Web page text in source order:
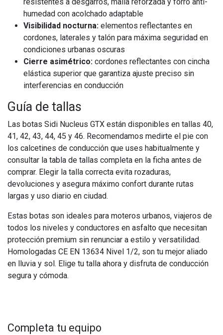
resistentes a desgarros, malla reforzada y forro anti-
humedad con acolchado adaptable
Visibilidad nocturna: elementos reflectantes en
cordones, laterales y talón para máxima seguridad en
condiciones urbanas oscuras
Cierre asimétrico: cordones reflectantes con cincha
elástica superior que garantiza ajuste preciso sin
interferencias en conducción
Guía de tallas
Las botas Sidi Nucleus GTX están disponibles en tallas 40,
41, 42, 43, 44, 45 y 46. Recomendamos medirte el pie con
los calcetines de conducción que uses habitualmente y
consultar la tabla de tallas completa en la ficha antes de
comprar. Elegir la talla correcta evita rozaduras,
devoluciones y asegura máximo confort durante rutas
largas y uso diario en ciudad.
Estas botas son ideales para moteros urbanos, viajeros de
todos los niveles y conductores en asfalto que necesitan
protección premium sin renunciar a estilo y versatilidad.
Homologadas CE EN 13634 Nivel 1/2, son tu mejor aliado
en lluvia y sol. Elige tu talla ahora y disfruta de conducción
segura y cómoda.
Completa tu equipo